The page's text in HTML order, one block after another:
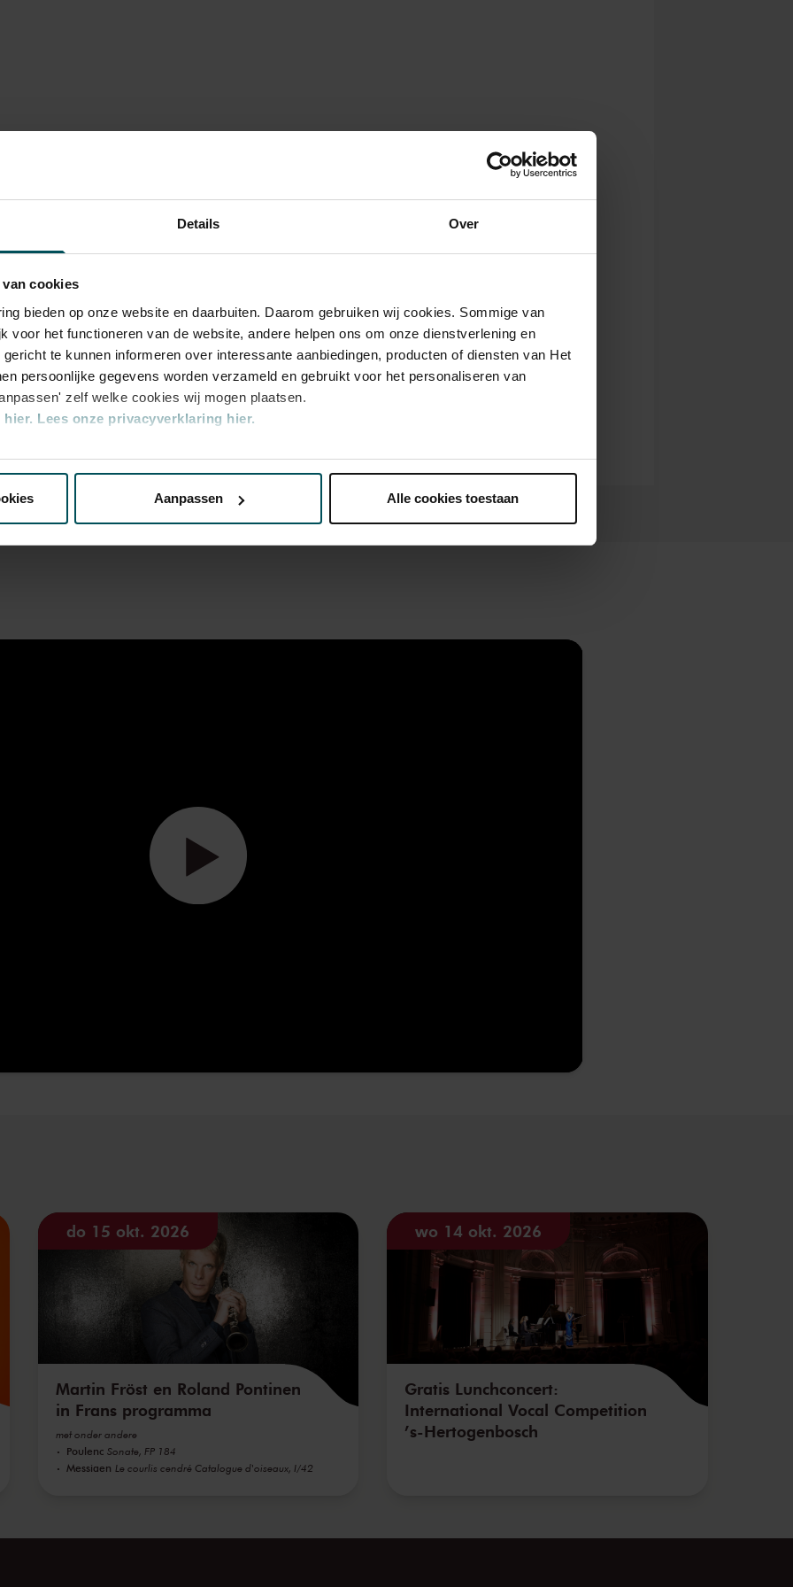
Details Over
cookies
bieden op onze website en daarbuiten. Daarom gebruiken wij cookies. Sommige van
voor het functioneren van de website, andere helpen ons om onze dienstverlening en
te kunnen informeren over interessante aanbiedingen, producten of diensten van Het
persoonlijke gegevens worden verzameld en gebruikt voor het personaliseren van
zelf welke cookies wij mogen plaatsen.
hier. Lees onze privacyverklaring hier.
website kunt u uw toestemming op elk moment wijzigen of intrekken.
die uw gegevens kunnen ontvangen en verwerken.
Aanpassen Alle cookies toestaan
de mantelzorger heeft een toegangskaart
inbegrepen. Ben je jonger dan 30 jaar?
zijn 4 uur van tevoren via de online
Meer informatie over sprintkaarten
€ 5 per bestelling. Wilt u
Mail naar kassa@concertgebouw.nl
op 020 – 671 83 45.
do 15 okt. 2026
Martin Fröst en Roland Pontinen
in Frans programma
met onder andere
Poulenc Sonate, FP 184
Messiaen Le courlis cendré Catalogue d'oiseaux, I/42
wo 14 okt. 2026
Gratis Lunchconcert:
International Vocal Competition
’s-Hertogenbosch